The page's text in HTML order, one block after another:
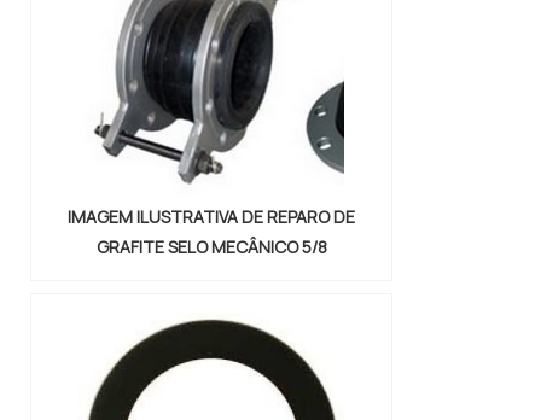
da Vital Indústria de Auto Peças, o
cliente receberá ótima qualidade
com responsabilidade ambient...
IMAGEM ILUSTRATIVA DE REPARO DE
GRAFITE SELO MECÂNICO 5/8